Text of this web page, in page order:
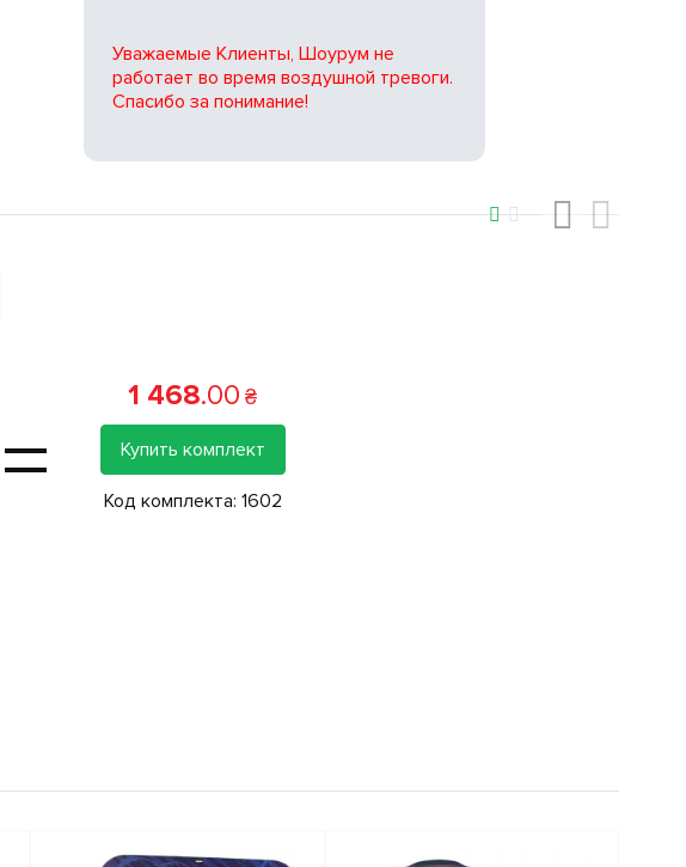
Уважаемые Клиенты, Шоурум не
работает во время воздушной тревоги.
Спасибо за понимание!
=
1 468.00 ₴
Купить комплект
Код комплекта: 1602